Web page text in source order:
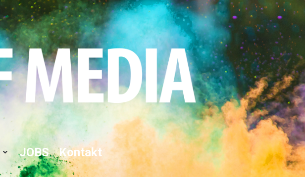
JOBS Kontakt